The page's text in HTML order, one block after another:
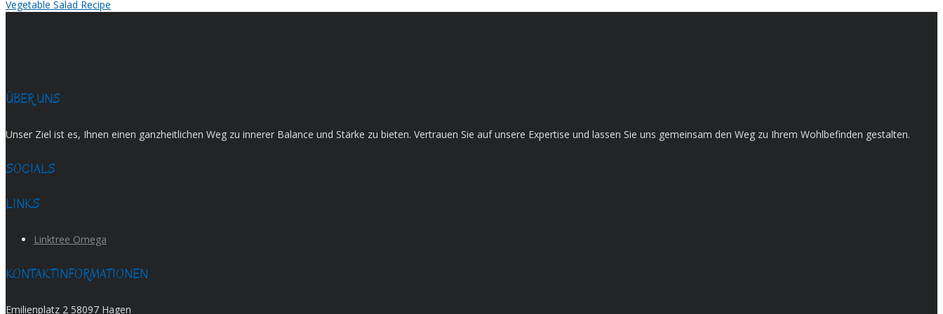
Vegetable Salad Recipe
ÜBER UNS
Unser Ziel ist es, Ihnen einen ganzheitlichen Weg zu innerer Balance und Stärke zu bieten. Vertrauen Sie auf unsere Expertise und lassen Sie uns gemeinsam den Weg zu Ihrem Wohlbefinden gestalten.
SOCIALS
LINKS
Linktree Omega
KONTAKTINFORMATIONEN
Emilienplatz 2 58097 Hagen